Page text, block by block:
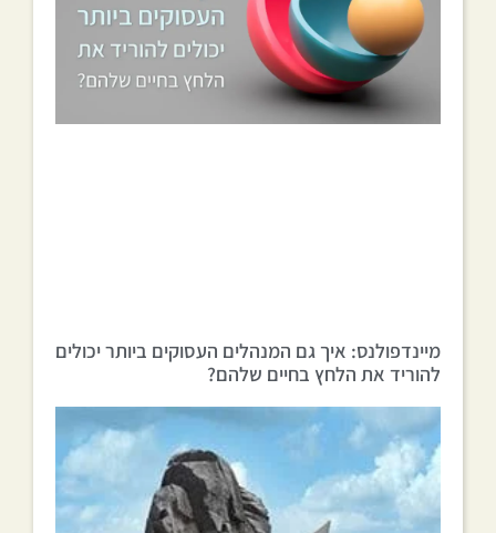
מיינדפולנס: איך גם המנהלים העסוקים ביותר יכולים
להוריד את הלחץ בחיים שלהם?